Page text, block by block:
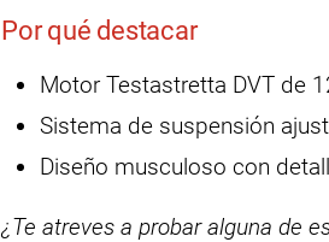
Por qué destacar
Motor Testastretta DVT de
Sistema de suspensión
Diseño musculoso con
¿Te atreves a probar alguna de